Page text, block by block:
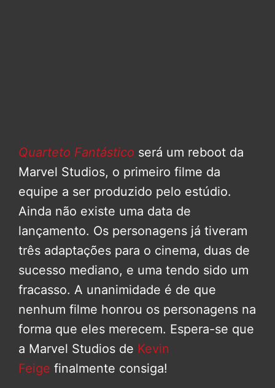
Quarteto Fantástico será um reboot da
Marvel Studios, o primeiro filme da
equipe a ser produzido pelo estúdio.
Ainda não existe uma data de
lançamento. Os personagens já tiveram
três adaptações para o cinema, duas de
sucesso mediano, e uma tendo sido um
fracasso. A unanimidade é de que
nenhum filme honrou os personagens na
forma que eles merecem. Espera-se que
a Marvel Studios de Kevin
Feige finalmente consiga!